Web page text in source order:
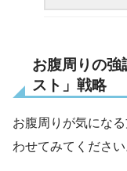
お腹周りの強
スト」戦略
お腹周りが気にな
わせてみてください